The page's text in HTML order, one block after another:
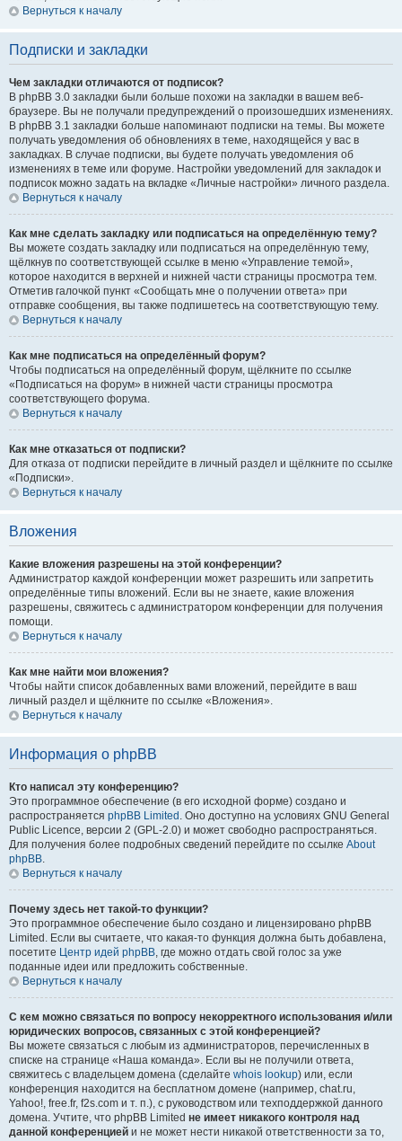
Вернуться к началу
Подписки и закладки
Чем закладки отличаются от подписок?
В phpBB 3.0 закладки были больше похожи на закладки в вашем веб-
браузере. Вы не получали предупреждений о произошедших изменениях.
В phpBB 3.1 закладки больше напоминают подписки на темы. Вы можете
получать уведомления об обновлениях в теме, находящейся у вас в
закладках. В случае подписки, вы будете получать уведомления об
изменениях в теме или форуме. Настройки уведомлений для закладок и
подписок можно задать на вкладке «Личные настройки» личного раздела.
Вернуться к началу
Как мне сделать закладку или подписаться на определённую тему?
Вы можете создать закладку или подписаться на определённую тему,
щёлкнув по соответствующей ссылке в меню «Управление темой»,
которое находится в верхней и нижней части страницы просмотра тем.
Отметив галочкой пункт «Сообщать мне о получении ответа» при
отправке сообщения, вы также подпишетесь на соответствующую тему.
Вернуться к началу
Как мне подписаться на определённый форум?
Чтобы подписаться на определённый форум, щёлкните по ссылке
«Подписаться на форум» в нижней части страницы просмотра
соответствующего форума.
Вернуться к началу
Как мне отказаться от подписки?
Для отказа от подписки перейдите в личный раздел и щёлкните по ссылке
«Подписки».
Вернуться к началу
Вложения
Какие вложения разрешены на этой конференции?
Администратор каждой конференции может разрешить или запретить
определённые типы вложений. Если вы не знаете, какие вложения
разрешены, свяжитесь с администратором конференции для получения
помощи.
Вернуться к началу
Как мне найти мои вложения?
Чтобы найти список добавленных вами вложений, перейдите в ваш
личный раздел и щёлкните по ссылке «Вложения».
Вернуться к началу
Информация о phpBB
Кто написал эту конференцию?
Это программное обеспечение (в его исходной форме) создано и
распространяется phpBB Limited . Оно доступно на условиях GNU General
Public Licence, версии 2 (GPL-2.0) и может свободно распространяться.
Для получения более подробных сведений перейдите по ссылке About
phpBB.
Вернуться к началу
Почему здесь нет такой-то функции?
Это программное обеспечение было создано и лицензировано phpBB
Limited. Если вы считаете, что какая-то функция должна быть добавлена,
посетите Центр идей phpBB, где можно отдать свой голос за уже
поданные идеи или предложить собственные.
Вернуться к началу
С кем можно связаться по вопросу некорректного использования и/или
юридических вопросов, связанных с этой конференцией?
Вы можете связаться с любым из администраторов, перечисленных в
списке на странице «Наша команда». Если вы не получили ответа,
свяжитесь с владельцем домена (сделайте whois lookup) или, если
конференция находится на бесплатном домене (например, chat.ru,
Yahoo!, free.fr, f2s.com и т. п.), с руководством или техподдержкой данного
домена. Учтите, что phpBB Limited не имеет никакого контроля над
данной конференцией и не может нести никакой ответственности за то,